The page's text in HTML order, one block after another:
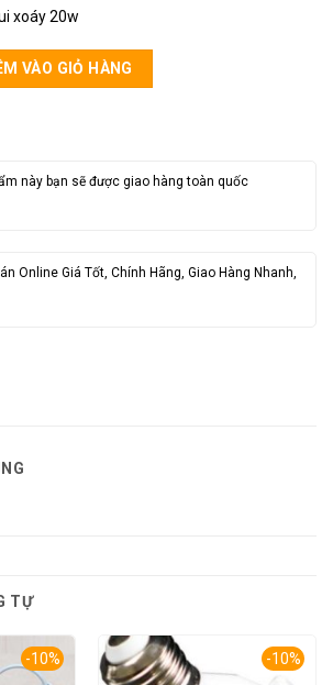
xoáy 20w
Bóng Buld 20w số lượng
VÀO GIỎ HÀNG
này bạn sẽ được giao hàng toàn quốc
Online Giá Tốt, Chính Hãng, Giao Hàng Nhanh,
TỰ
-10% -10%